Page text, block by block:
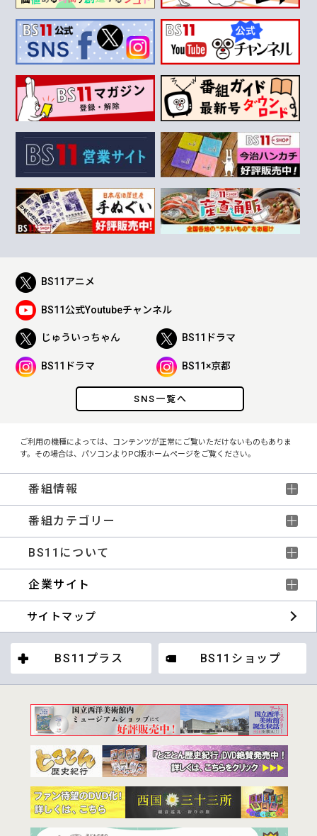
SNS一覧へ
BS11アニメ
BS11公式Youtubeチャンネル
じゅういっちゃん BS11ドラマ
BS11ドラマ BS11×京都
ご利用の機種によっては、コンテンツが正常にご覧いただけないものもありま
す。その場合は、パソコンよりPC版ホームページをご覧ください。
番組情報
番組カテゴリー
BS11について
企業サイト
サイトマップ
BS11プラス BS11ショップ